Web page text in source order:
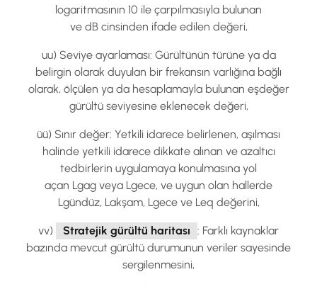
logaritmasının 10 ile çarpılmasıyla bulunan
ve dB cinsinden ifade edilen değeri,
uu) Seviye ayarlaması: Gürültünün türüne ya da
belirgin olarak duyulan bir frekansın varlığına bağlı
olarak, ölçülen ya da hesaplamayla bulunan eşdeğer
gürültü seviyesine eklenecek değeri,
üü) Sınır değer: Yetkili idarece belirlenen, aşılması
halinde yetkili idarece dikkate alınan ve azaltıcı
tedbirlerin uygulamaya konulmasına yol
açan Lgag veya Lgece, ve uygun olan hallerde
Lgündüz, Lakşam, Lgece ve Leq değerini,
vv) Stratejik gürültü haritası : Farklı kaynaklar
bazında mevcut gürültü durumunun veriler sayesinde
sergilenmesini,